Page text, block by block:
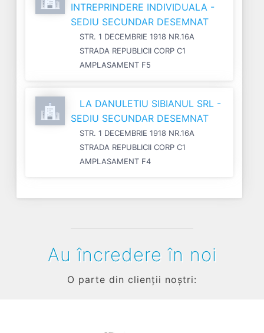
INTREPRINDERE INDIVIDUALA -
SEDIU SECUNDAR DESEMNAT
STR. 1 DECEMBRIE 1918 NR.16A
STRADA REPUBLICII CORP C1
AMPLASAMENT F5
LA DANULETIU SIBIANUL SRL -
SEDIU SECUNDAR DESEMNAT
STR. 1 DECEMBRIE 1918 NR.16A
STRADA REPUBLICII CORP C1
AMPLASAMENT F4
Au încredere în noi
O parte din clienții noștri: